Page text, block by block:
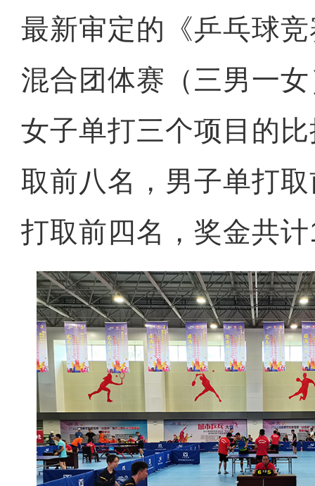
最新审定的《乒乓球
混合团体赛（三男一
女子单打三个项目的
取前八名，男子单打
打取前四名，奖金共